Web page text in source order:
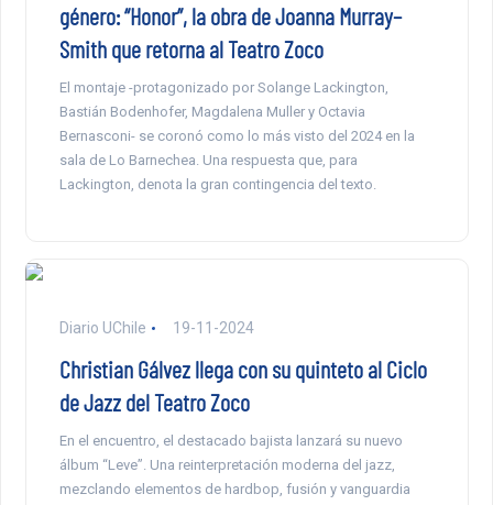
género: “Honor”, la obra de Joanna Murray–
Smith que retorna al Teatro Zoco
El montaje -protagonizado por Solange Lackington,
Bastián Bodenhofer, Magdalena Muller y Octavia
Bernasconi- se coronó como lo más visto del 2024 en la
sala de Lo Barnechea. Una respuesta que, para
Lackington, denota la gran contingencia del texto.
Diario UChile 19-11-2024
Christian Gálvez llega con su quinteto al Ciclo
de Jazz del Teatro Zoco
En el encuentro, el destacado bajista lanzará su nuevo
álbum “Leve”. Una reinterpretación moderna del jazz,
mezclando elementos de hardbop, fusión y vanguardia